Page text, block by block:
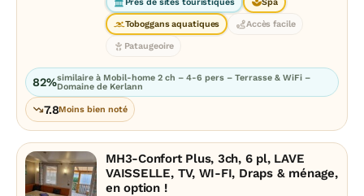
Toboggans aquatiques Accès facile
Pataugeoire
82%similaire à Mobil-home 2 ch – 4-6 pers – Terrasse & WiFi –
Domaine de Kerlann
7.8Moins bien noté
MH3-Confort Plus, 3ch, 6 pl, LAVE
VAISSELLE, TV, WI-FI, Draps & ménage,
en option !